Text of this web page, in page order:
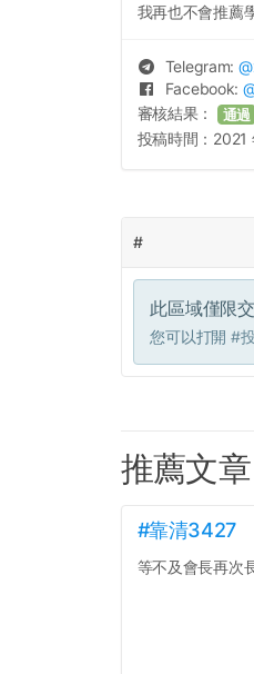
我再也不會推薦
Telegram: @
Facebook:
審核結果： 通過
投稿時間： 2021
#
此區域僅限
您可以打開 #
推薦文章
#靠清3427
等不及會長再次